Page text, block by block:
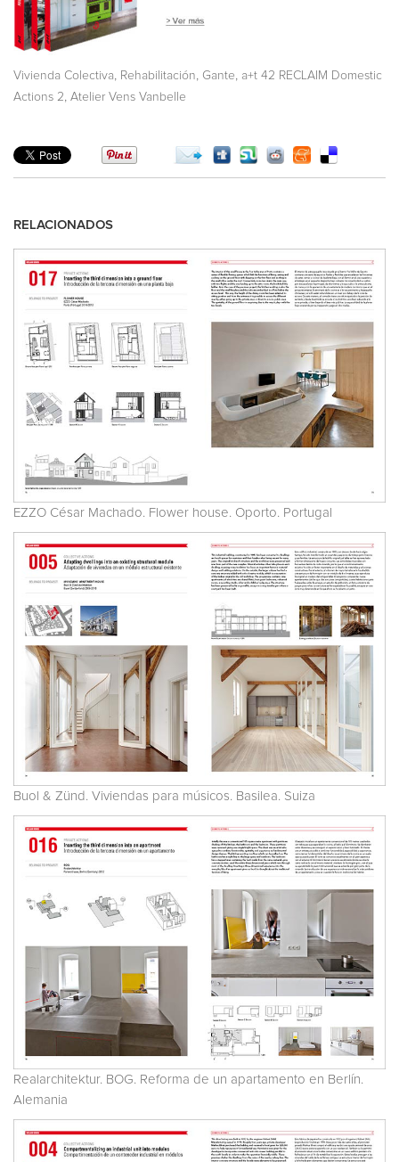
Vivienda Colectiva, Rehabilitación, Gante, a+t 42 RECLAIM Domestic
Actions 2, Atelier Vens Vanbelle
RELACIONADOS
EZZO César Machado. Flower house. Oporto. Portugal
Buol & Zünd. Viviendas para músicos. Basilea. Suiza
Realarchitektur. BOG. Reforma de un apartamento en Berlín.
Alemania